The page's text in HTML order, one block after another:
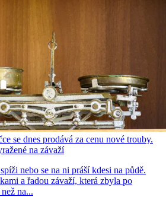
se dnes prodává za cenu nové trouby.
na závaží
nebo se na ni práší kdesi na půdě.
a řadou závaží, která zbyla po
na...